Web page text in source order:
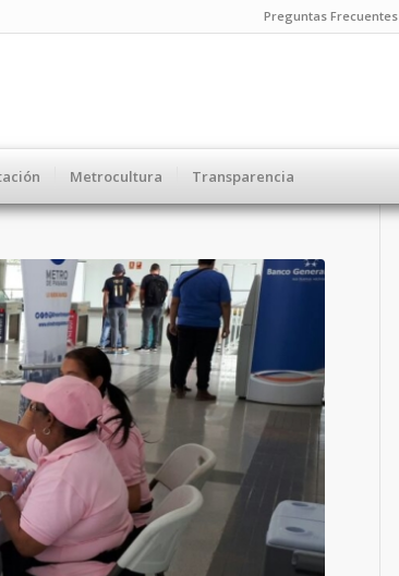
Preguntas Frecuentes
Metrocultura Transparencia